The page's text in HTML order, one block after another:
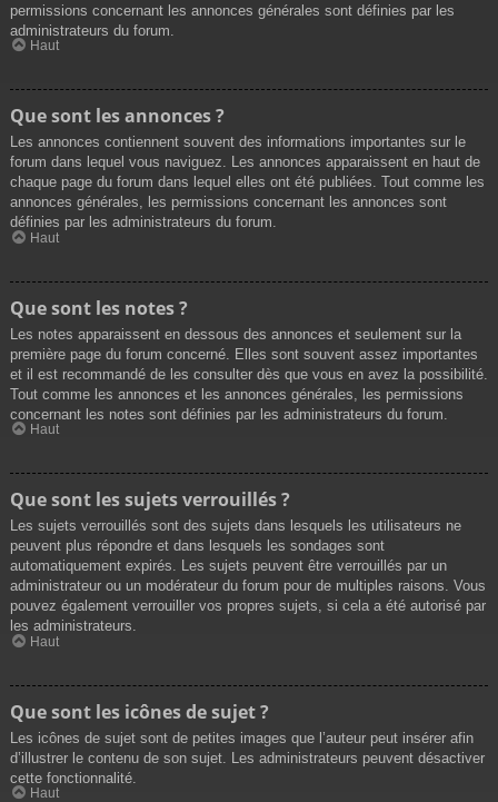
permissions concernant les annonces générales sont définies par les
administrateurs du forum.
Haut
Que sont les annonces ?
Les annonces contiennent souvent des informations importantes sur le
forum dans lequel vous naviguez. Les annonces apparaissent en haut de
chaque page du forum dans lequel elles ont été publiées. Tout comme les
annonces générales, les permissions concernant les annonces sont
définies par les administrateurs du forum.
Haut
Que sont les notes ?
Les notes apparaissent en dessous des annonces et seulement sur la
première page du forum concerné. Elles sont souvent assez importantes
et il est recommandé de les consulter dès que vous en avez la possibilité.
Tout comme les annonces et les annonces générales, les permissions
concernant les notes sont définies par les administrateurs du forum.
Haut
Que sont les sujets verrouillés ?
Les sujets verrouillés sont des sujets dans lesquels les utilisateurs ne
peuvent plus répondre et dans lesquels les sondages sont
automatiquement expirés. Les sujets peuvent être verrouillés par un
administrateur ou un modérateur du forum pour de multiples raisons. Vous
pouvez également verrouiller vos propres sujets, si cela a été autorisé par
les administrateurs.
Haut
Que sont les icônes de sujet ?
Les icônes de sujet sont de petites images que l’auteur peut insérer afin
d’illustrer le contenu de son sujet. Les administrateurs peuvent désactiver
cette fonctionnalité.
Haut